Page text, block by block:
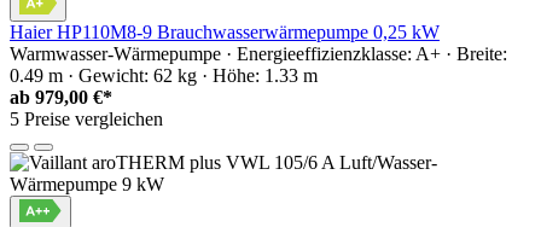
Haier HP110M8-9 Brauchwasserwärmepumpe 0,25 kW
Warmwasser-Wärmepumpe · Energieeffizienzklasse: A+ · Breite:
0.49 m · Gewicht: 62 kg · Höhe: 1.33 m
ab 979,00 €*
5 Preise vergleichen